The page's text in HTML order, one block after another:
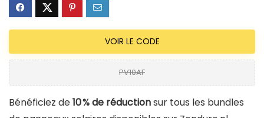
VOIR LE CODE
PV10AF
Bénéficiez de10 % de réductionsur tous les bundles